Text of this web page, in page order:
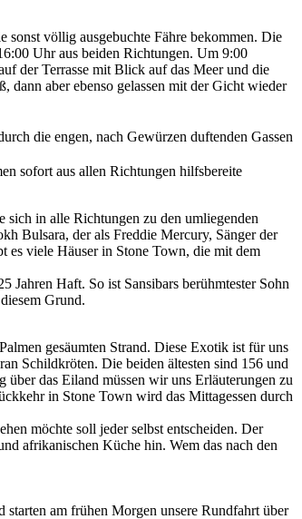
völlig ausgebuchte Fähre bekommen. Die
Uhr aus beiden Richtungen. Um 9:00
der Terrasse mit Blick auf das Meer und die
dann aber ebenso gelassen mit der Gicht wieder
die engen, nach Gewürzen duftenden Gassen
sofort aus allen Richtungen hilfsbereite
in alle Richtungen zu den umliegenden
Bulsara, der als Freddie Mercury, Sänger der
es viele Häuser in Stone Town, die mit dem
Haft. So ist Sansibars berühmtester Sohn
Grund.
gesäumten Strand. Diese Exotik ist für uns
Schildkröten. Die beiden ältesten sind 156 und
das Eiland müssen wir uns Erläuterungen zu
in Stone Town wird das Mittagessen durch
möchte soll jeder selbst entscheiden. Der
afrikanischen Küche hin. Wem das nach den
am frühen Morgen unsere Rundfahrt über